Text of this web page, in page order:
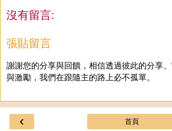
沒有留言:
張貼留言
謝謝您的分享與回饋，相信透過彼此的分享
與激勵，我們在跟隨主的路上必不孤單。
‹ 首頁